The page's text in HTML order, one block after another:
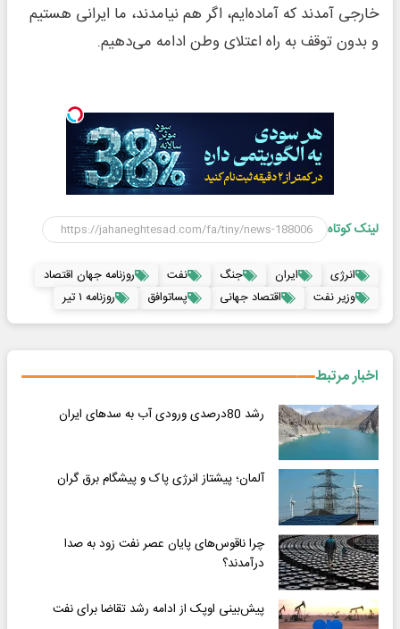
خارجی آمدند که آماده‌ایم، اگر هم نیامدند، ما ایرانی هستیم
و بدون توقف به راه اعتلای وطن ادامه می‌دهیم.
لینک کوتاه
انرژی ایران جنگ نفت
روزنامه جهان اقتصاد
وزیر نفت
اقتصاد جهانی پساتوافق روزنامه ۱ تیر
اخبار مرتبط
رشد 80درصدی ورودی آب به سدهای ایران
آلمان؛ پیشتاز انرژی پاک و پیشگام برق گران
چرا ناقوس‌های پایان عصر نفت زود به صدا
درآمدند؟
پیش‌بینی اوپک از ادامه رشد تقاضا برای نفت